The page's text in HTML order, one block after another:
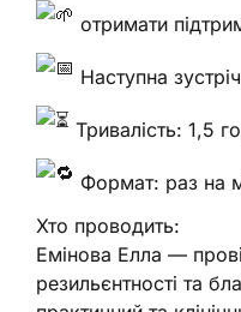
отримати
Наступна
Тривалість: 1,5
Формат: раз на
Хто проводить:
Емінова Елла —
резильєнтності та